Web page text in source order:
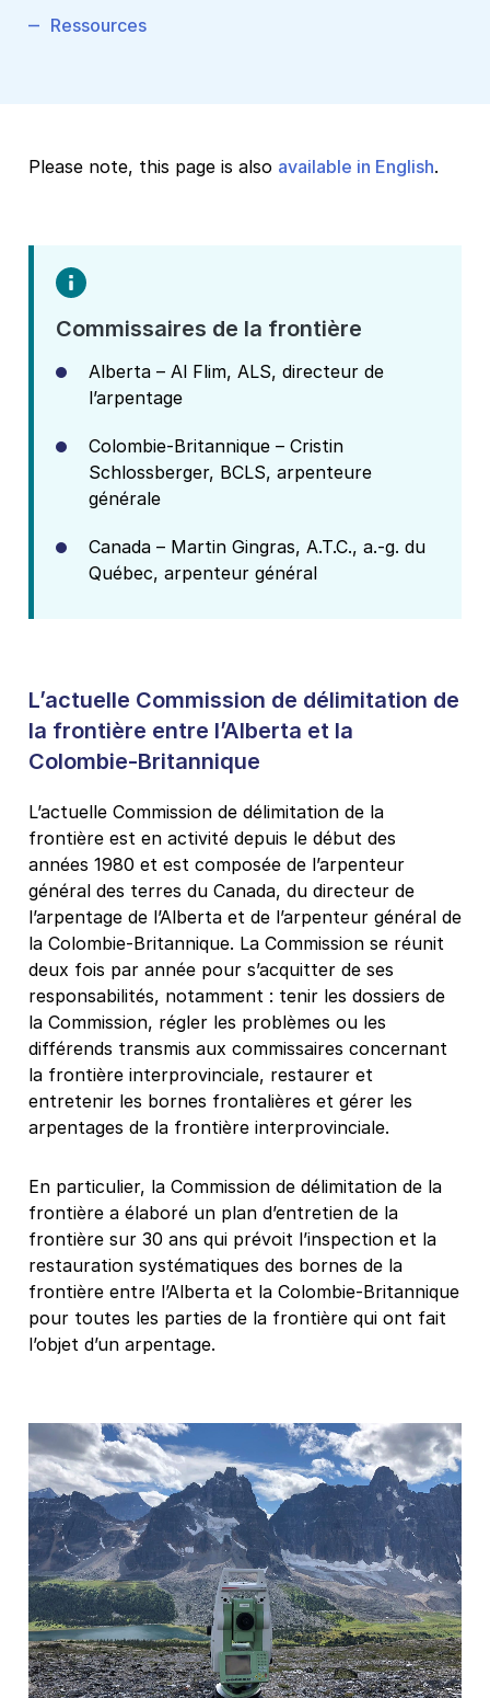
Ressources
Please note, this page is also available in English.
Commissaires de la frontière
Alberta – Al Flim, ALS, directeur de
l’arpentage
Colombie-Britannique – Cristin
Schlossberger, BCLS, arpenteure
générale
Canada – Martin Gingras, A.T.C., a.-g. du
Québec, arpenteur général
L’actuelle Commission de délimitation de
la frontière entre l’Alberta et la
Colombie-Britannique
L’actuelle Commission de délimitation de la
frontière est en activité depuis le début des
années 1980 et est composée de l’arpenteur
général des terres du Canada, du directeur de
l’arpentage de l’Alberta et de l’arpenteur général de
la Colombie‑Britannique. La Commission se réunit
deux fois par année pour s’acquitter de ses
responsabilités, notamment : tenir les dossiers de
la Commission, régler les problèmes ou les
différends transmis aux commissaires concernant
la frontière interprovinciale, restaurer et
entretenir les bornes frontalières et gérer les
arpentages de la frontière interprovinciale.
En particulier, la Commission de délimitation de la
frontière a élaboré un plan d’entretien de la
frontière sur 30 ans qui prévoit l’inspection et la
restauration systématiques des bornes de la
frontière entre l’Alberta et la Colombie-Britannique
pour toutes les parties de la frontière qui ont fait
l’objet d’un arpentage.